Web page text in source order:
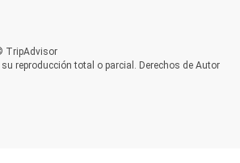
TripAdvisor
reproducción total o parcial. Derechos de Autor